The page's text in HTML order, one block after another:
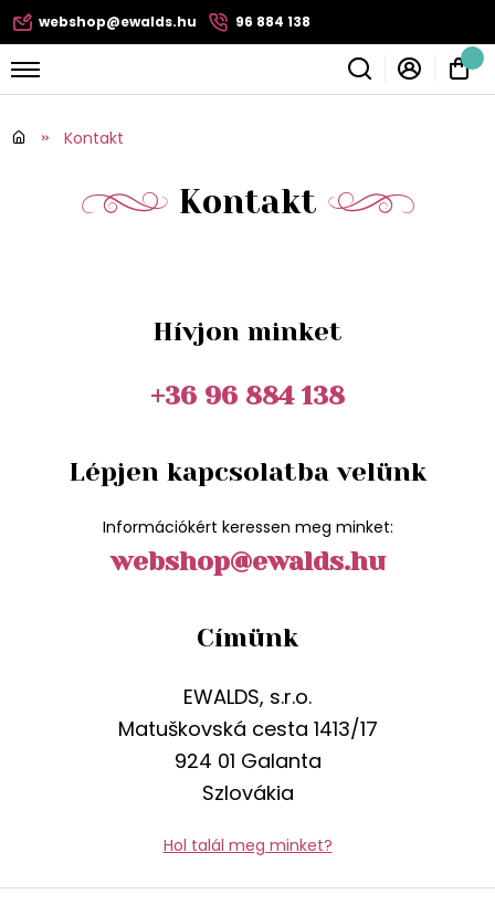
webshop@ewalds.hu 96 884 138
Kontakt
Kontakt
Hívjon minket
+36 96 884 138
Lépjen kapcsolatba velünk
Információkért keressen meg minket:
webshop@ewalds.hu
Címünk
EWALDS, s.r.o.
Matuškovská cesta 1413/17
924 01 Galanta
Szlovákia
Hol talál meg minket?